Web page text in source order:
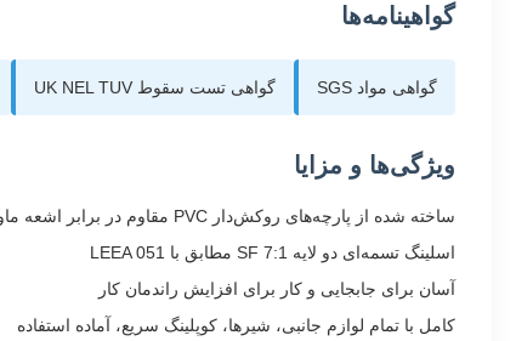
گواهینامه‌ها
گواهی مواد SGS گواهی تست سقوط UK NEL TUV
ویژگی‌ها و مزایا
ساخته شده از پارچه‌های روکش‌دار PVC مقاوم در برابر اشعه ماوراء بنفش، دارای گواهی SGS
اسلینگ تسمه‌ای دو لایه 7:1 SF مطابق با LEEA 051
آسان برای جابجایی و کار برای افزایش راندمان کار
کامل با تمام لوازم جانبی، شیرها، کوپلینگ سریع، آماده استفاده